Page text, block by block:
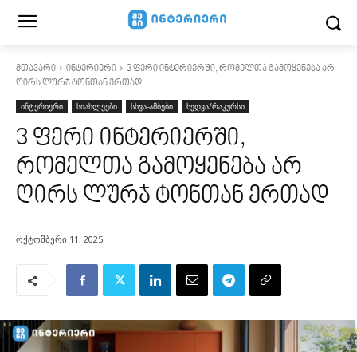
მთავარი ინტერიერი
3 ფერი ინტერიერში, რომელთა გამოყენება არ
ღირს ლურჯ ტონთან ერთად
ინტერიერი სიახლეები სხვა-ამბები ხედვა/რაკურსი
3 ფერი ინტერიერში,
რომელთა გამოყენება არ
ღირს ლურჯ ტონთან ერთად
ოქტომბერი 11, 2025